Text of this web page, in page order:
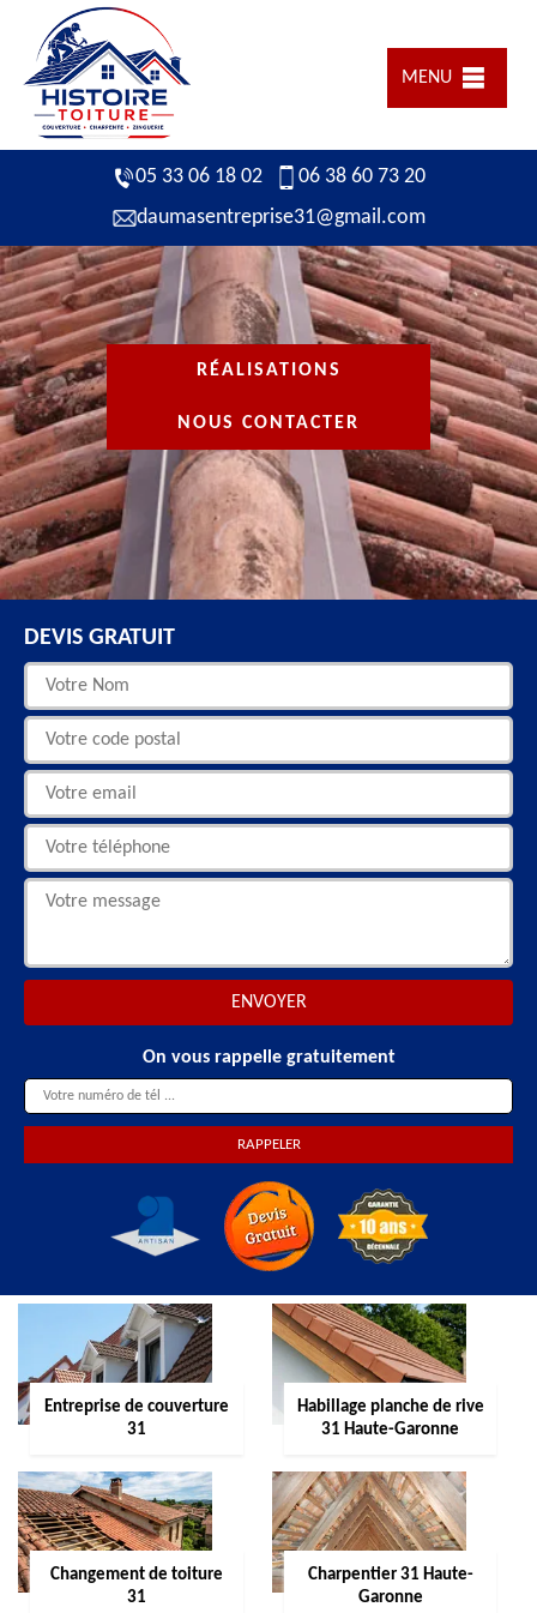
MENU
05 33 06 18 02
06 38 60 73 20
daumasentreprise31@gmail.com
RÉALISATIONS
NOUS CONTACTER
DEVIS GRATUIT
On vous rappelle gratuitement
Entreprise de couverture
31
Habillage planche de rive
31 Haute-Garonne
Changement de toiture
31
Charpentier 31 Haute-
Garonne